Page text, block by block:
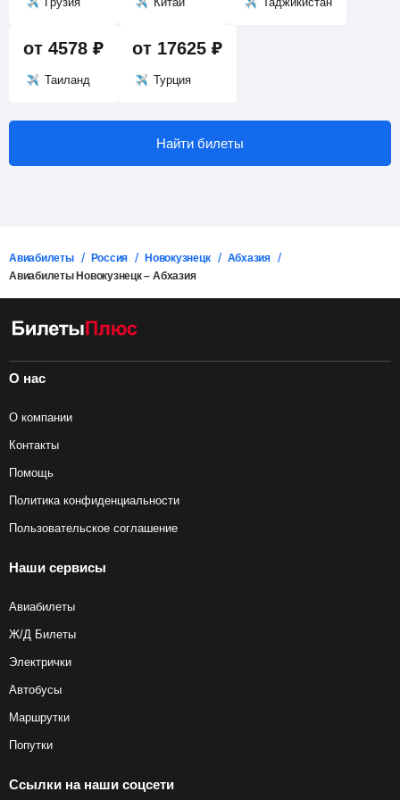
от 4578 ₽
Таиланд
от 17625 ₽
Турция
Найти билеты
Авиабилеты Россия Новокузнецк
Абхазия
Авиабилеты Новокузнецк – Абхазия
О нас
О компании
Контакты
Помощь
Политика конфиденциальности
Пользовательское соглашение
Наши сервисы
Авиабилеты
Ж/Д Билеты
Электрички
Автобусы
Маршрутки
Попутки
Ссылки на наши соцсети